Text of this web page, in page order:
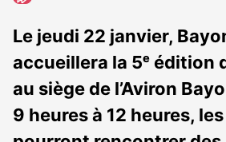
abonnés
Le jeudi 22 janvier,
accueillera la 5ᵉ édition
au siège de l’Aviron
9 heures à 12 heures,